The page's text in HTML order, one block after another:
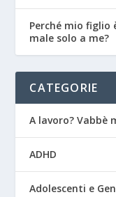
Perché mio
male solo a me?
CATEGORIE
A lavoro? Vabbè
ADHD
Adolescenti e